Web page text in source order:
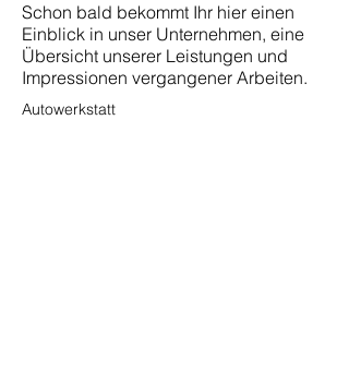
Schon bald bekommt Ihr hier einen
Einblick in unser Unternehmen, eine
Übersicht unserer Leistungen und
Impressionen vergangener Arbeiten.
Autowerkstatt